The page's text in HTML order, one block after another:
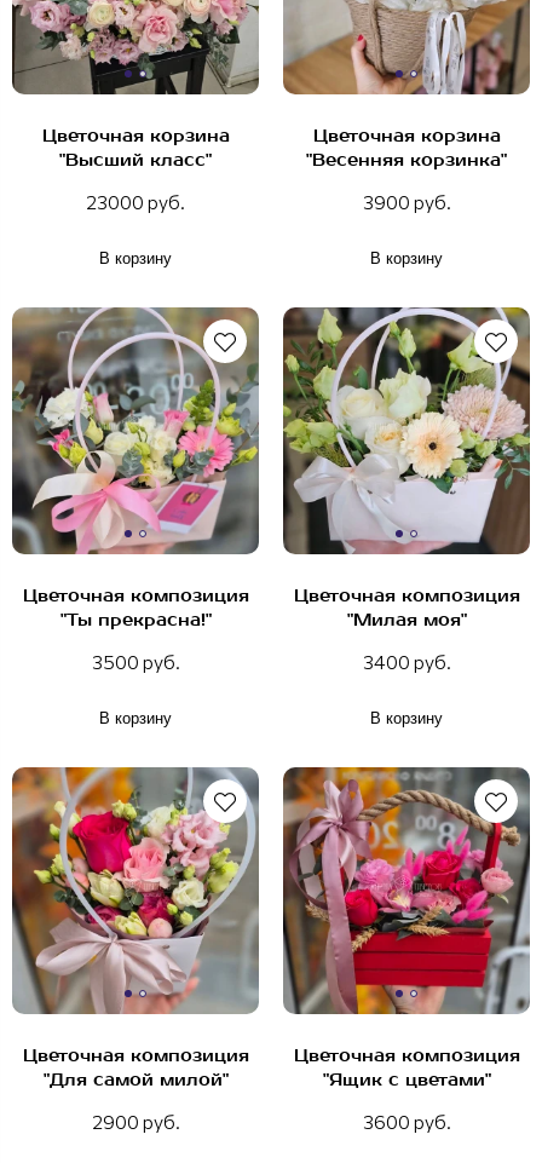
Цветочная корзина
"Высший класс"
23000 руб.
В корзину
Цветочная корзина
"Весенняя корзинка"
3900 руб.
В корзину
Цветочная композиция
"Ты прекрасна!"
3500 руб.
В корзину
Цветочная композиция
"Милая моя"
3400 руб.
В корзину
Цветочная композиция
"Для самой милой"
2900 руб.
Цветочная композиция
"Ящик с цветами"
3600 руб.